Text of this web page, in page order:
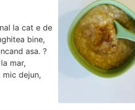
la cat e de
bine,
asa. ?
mar,
dejun,